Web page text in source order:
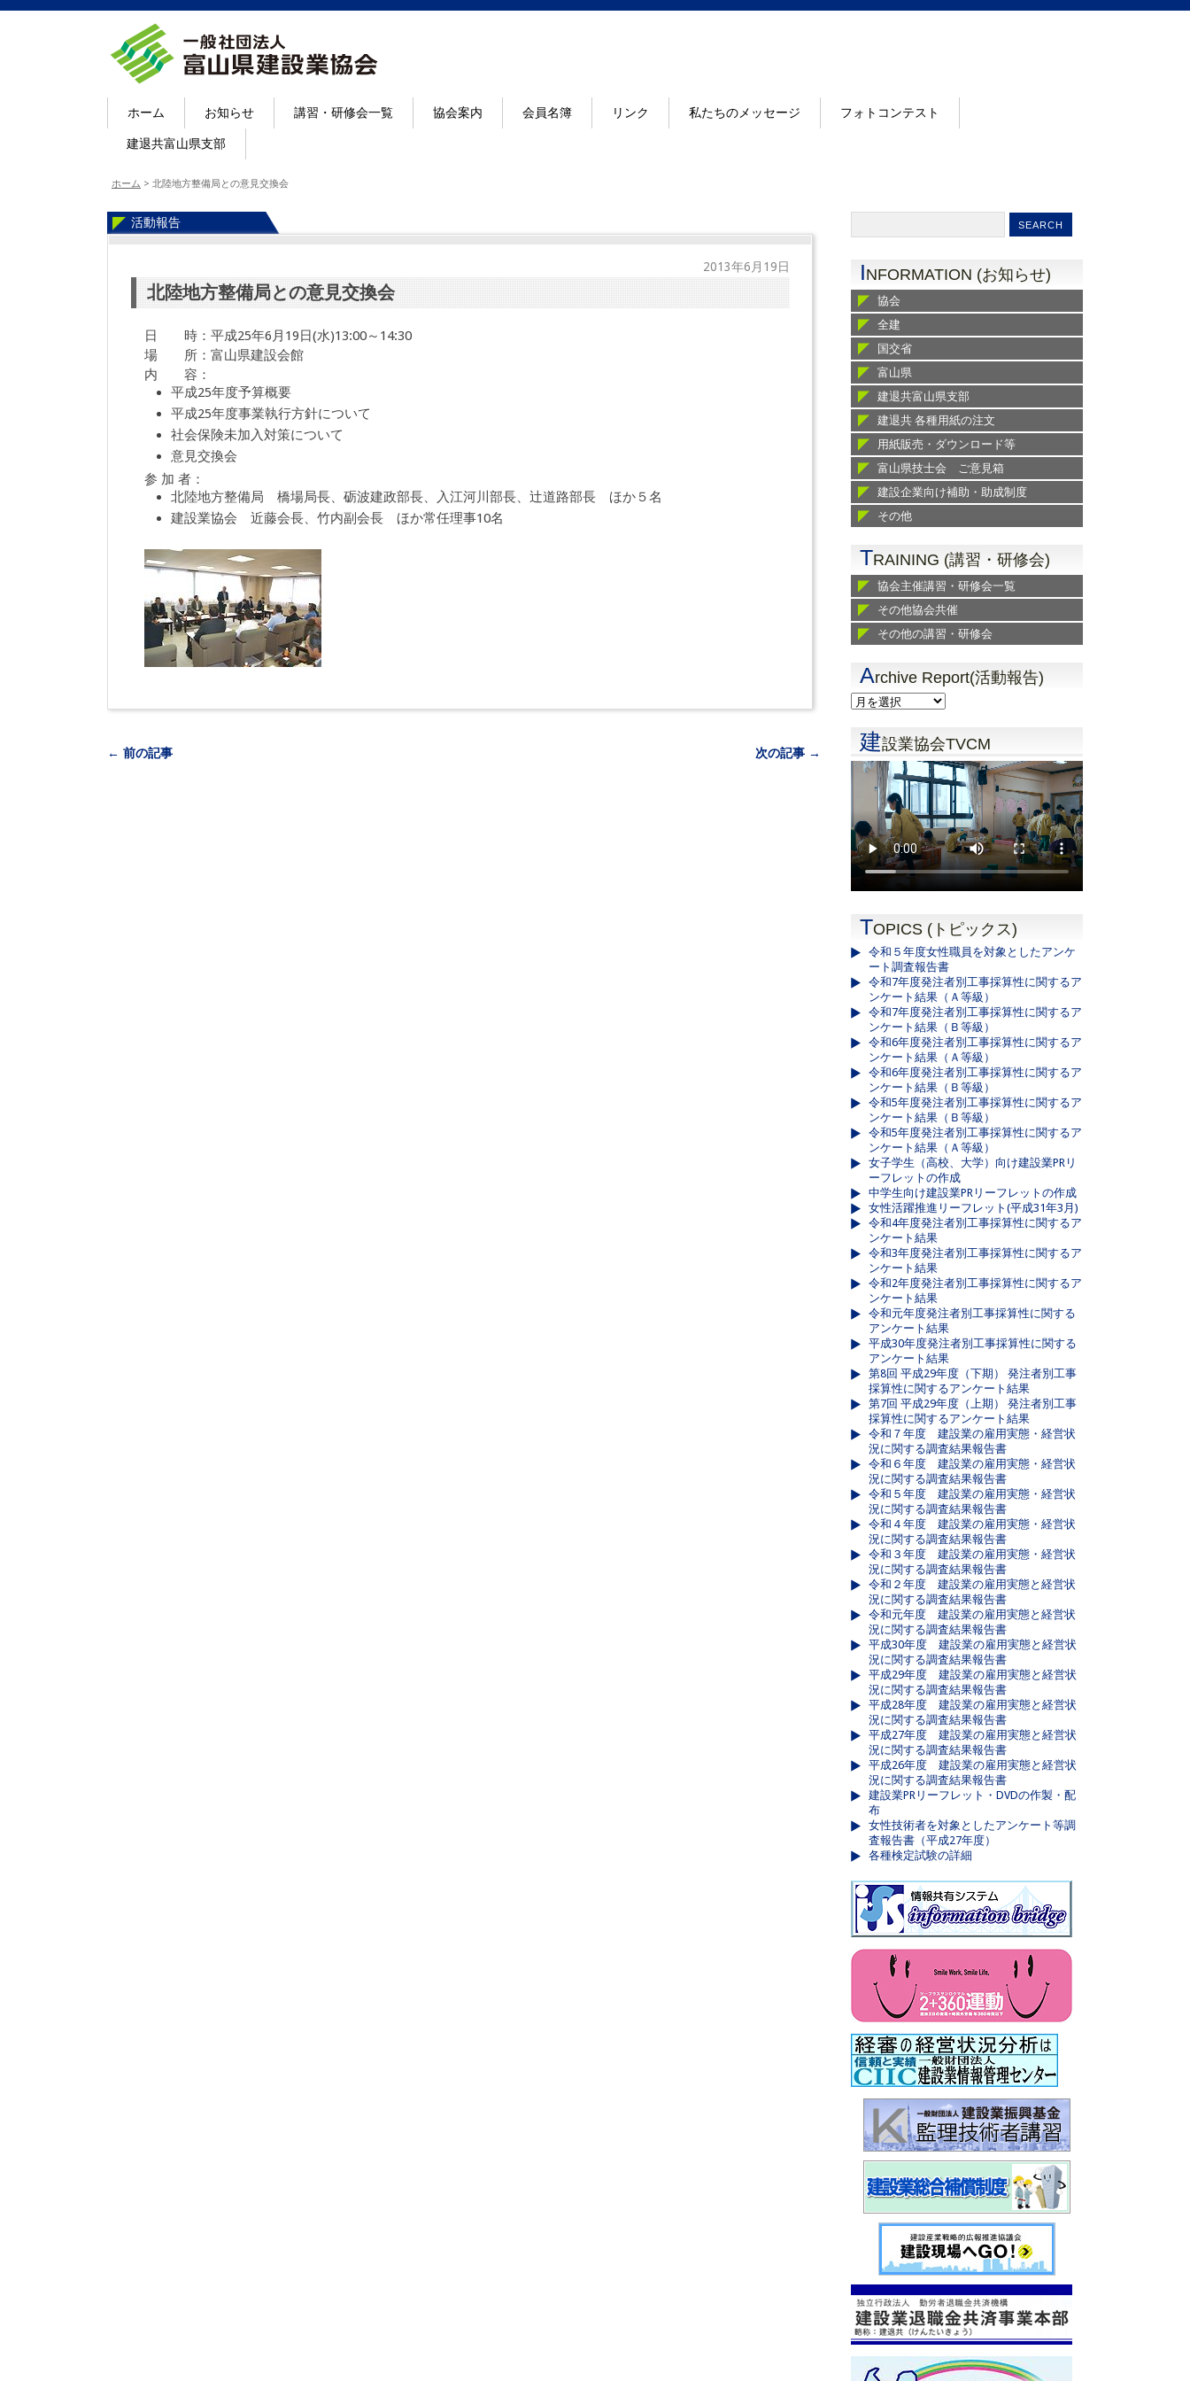
ホーム お知らせ 講習・研修会一覧 協会案内 会員名簿 リンク 私たちのメッセージ フォトコンテスト
建退共富山県支部
ホーム > 北陸地方整備局との意見交換会
活動報告
2013年6月19日
北陸地方整備局との意見交換会
日 時：平成25年6月19日(水)13:00～14:30
場 所：富山県建設会館
内 容：
平成25年度予算概要
平成25年度事業執行方針について
社会保険未加入対策について
意見交換会
参 加 者：
北陸地方整備局 橋場局長、砺波建政部長、入江河川部長、辻道路部長 ほか５名
建設業協会 近藤会長、竹内副会長 ほか常任理事10名
← 前の記事 次の記事 →
INFORMATION (お知らせ)
協会
全建
国交省
富山県
建退共富山県支部
建退共 各種用紙の注文
用紙販売・ダウンロード等
富山県技士会 ご意見箱
建設企業向け補助・助成制度
その他
TRAINING (講習・研修会)
協会主催講習・研修会一覧
その他協会共催
その他の講習・研修会
Archive Report(活動報告)
建設業協会TVCM
TOPICS (トピックス)
令和５年度女性職員を対象としたアンケ
ート調査報告書
令和7年度発注者別工事採算性に関するア
ンケート結果（Ａ等級）
令和7年度発注者別工事採算性に関するア
ンケート結果（Ｂ等級）
令和6年度発注者別工事採算性に関するア
ンケート結果（Ａ等級）
令和6年度発注者別工事採算性に関するア
ンケート結果（Ｂ等級）
令和5年度発注者別工事採算性に関するア
ンケート結果（Ｂ等級）
令和5年度発注者別工事採算性に関するア
ンケート結果（Ａ等級）
女子学生（高校、大学）向け建設業PRリ
ーフレットの作成
中学生向け建設業PRリーフレットの作成
女性活躍推進リーフレット(平成31年3月)
令和4年度発注者別工事採算性に関するア
ンケート結果
令和3年度発注者別工事採算性に関するア
ンケート結果
令和2年度発注者別工事採算性に関するア
ンケート結果
令和元年度発注者別工事採算性に関する
アンケート結果
平成30年度発注者別工事採算性に関する
アンケート結果
第8回 平成29年度（下期） 発注者別工事
採算性に関するアンケート結果
第7回 平成29年度（上期） 発注者別工事
採算性に関するアンケート結果
令和７年度 建設業の雇用実態・経営状
況に関する調査結果報告書
令和６年度 建設業の雇用実態・経営状
況に関する調査結果報告書
令和５年度 建設業の雇用実態・経営状
況に関する調査結果報告書
令和４年度 建設業の雇用実態・経営状
況に関する調査結果報告書
令和３年度 建設業の雇用実態・経営状
況に関する調査結果報告書
令和２年度 建設業の雇用実態と経営状
況に関する調査結果報告書
令和元年度 建設業の雇用実態と経営状
況に関する調査結果報告書
平成30年度 建設業の雇用実態と経営状
況に関する調査結果報告書
平成29年度 建設業の雇用実態と経営状
況に関する調査結果報告書
平成28年度 建設業の雇用実態と経営状
況に関する調査結果報告書
平成27年度 建設業の雇用実態と経営状
況に関する調査結果報告書
平成26年度 建設業の雇用実態と経営状
況に関する調査結果報告書
建設業PRリーフレット・DVDの作製・配
布
女性技術者を対象としたアンケート等調
査報告書（平成27年度）
各種検定試験の詳細